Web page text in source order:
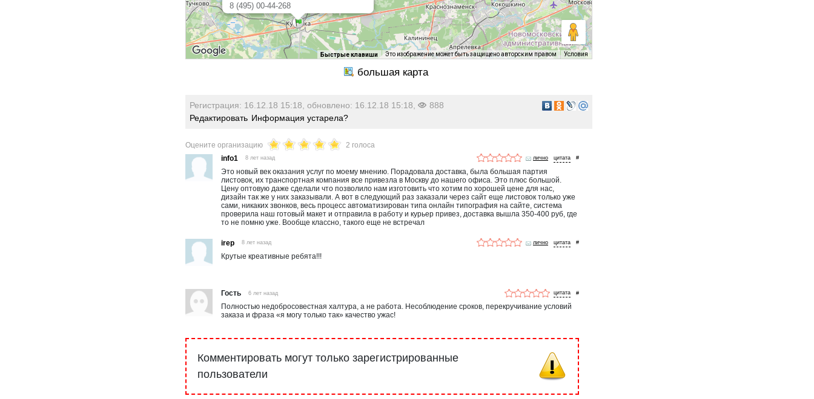
8 (495) 00-44-268
пн-пт: 9.00-18.00, сб-вск: выходной
Быстрые клавиши Это изображение может быть защищено авторским правом Условия
Регистрация: 16.12.18 15:18, обновлено: 16.12.18 15:18,
888
Редактировать Информация устарела?
Оцените организацию
2 голоса
info1
8 лет назад лично #
Это новый век оказания услуг по моему мнению. Порадовала доставка, была большая партия
листовок, их транспортная компания все привезла в Москву до нашего офиса. Это плюс большой.
Цену оптовую даже сделали что позволило нам изготовить что хотим по хорошей цене для нас,
дизайн так же у них заказывали. А вот в следующий раз заказали через сайт еще листовок только уже
сами, никаких звонков, весь процесс автоматизирован типа онлайн типография на сайте, система
проверила наш готовый макет и отправила в работу и курьер привез, доставка вышла 350-400 руб, где
то не помню уже. Вообще классно, такого еще не встречал
irep 8 лет назад лично #
Крутые креативные ребята!!!
Гость 6 лет назад #
Полностью недобросовестная халтура, а не работа. Несоблюдение сроков, перекручивание условий
заказа и фраза «я могу только так» качество ужас!
Комментировать могут только зарегистрированные
пользователи